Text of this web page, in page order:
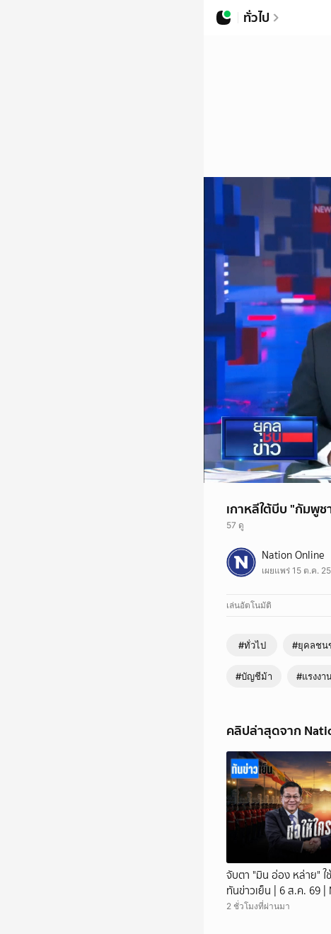
ทั่วไป
เกาหลีใต้บีบ "กัมพู
57 ดู
เกาหลีใต้บีบกัมพูชาปราบ
"พลเมือง" / ด้านกัมพูชาค
Nation Online
เผยแพร่ 15 ต.ค.
เล่นอัตโนมัติ
#ทั่วไป #ยุคลชน
#บัญชีม้า #แรงงา
คลิปล่าสุดจาก
จับตา "มิน อ่อง หล่าย" ใ
ทันข่าวเย็น | 6 ส.ค. 69 |
2 ชั่วโมงที่ผ่านมา